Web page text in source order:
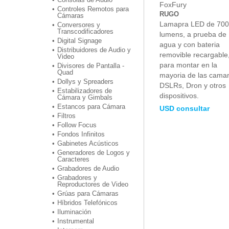
Controles Remotos para
Cámaras
Conversores y
Transcodificadores
Digital Signage
Distribuidores de Audio y
Video
Divisores de Pantalla -
Quad
Dollys y Spreaders
Estabilizadores de
Cámara y Gimbals
Estancos para Cámara
Filtros
Follow Focus
Fondos Infinitos
Gabinetes Acústicos
Generadores de Logos y
Caracteres
Grabadores de Audio
Grabadores y
Reproductores de Video
Grúas para Cámaras
Híbridos Telefónicos
Iluminación
Instrumental
FoxFury
RUGO
Lamapra LED de 700
lumens, a prueba de
agua y con bateria
removible recargable,
para montar en la
mayoria de las
DSLRs, Dron y otros
dispositivos.
USD consultar